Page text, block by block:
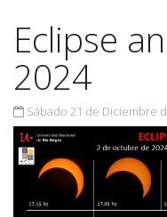
Eclipse
2024
Sábado 21 de Diciembre